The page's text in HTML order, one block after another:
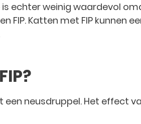
echter weinig waardevol
FIP. Katten met FIP kunnen
een neusdruppel. Het effect